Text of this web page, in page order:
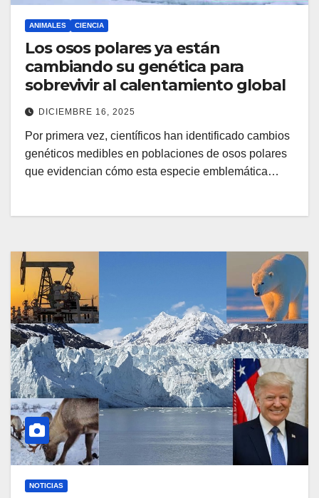
ANIMALES CIENCIA
Los osos polares ya están
cambiando su genética para
sobrevivir al calentamiento global
DICIEMBRE 16, 2025
Por primera vez, científicos han identificado cambios
genéticos medibles en poblaciones de osos polares
que evidencian cómo esta especie emblemática…
NOTICIAS